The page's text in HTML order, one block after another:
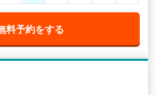
料予約をする